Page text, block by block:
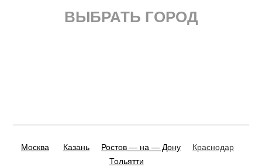
ВЫБРАТЬ ГОРОД
Москва Казань Ростов — на — Дону
Краснодар
Тольятти